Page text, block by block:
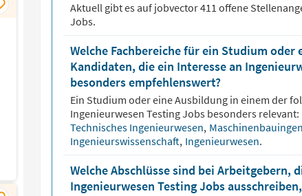
Aktuell gibt es auf jobvector411 offene
Jobs.
Welche Fachbereiche für ein Studium oder
Kandidaten, die ein Interesse an
besonders empfehlenswert?
Ein Studium oder eine Ausbildung in einem der
Ingenieurwesen TestingJobs besonders relevant:
Technisches Ingenieurwesen,
Ingenieurswissenschaft, Ingenieurwesen.
Welche Abschlüsse sind bei Arbeitgebern,
Ingenieurwesen Testing Jobs